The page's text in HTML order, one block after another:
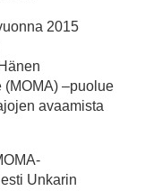
2015
(MOMA) –puolue
avaamista
Unkarin